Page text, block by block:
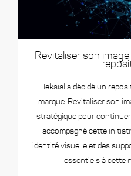
Revitaliser son
Teksial a décidé un
marque. Revitaliser son
stratégique pour
accompagné cette
identité visuelle et des
essentiels à cette